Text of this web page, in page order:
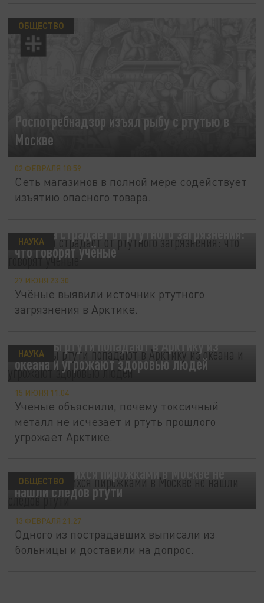
Роспотребнадзор изъял рыбу с ртутью в
Москве
ОБЩЕСТВО
02 ФЕВРАЛЯ 18:59
Сеть магазинов в полной мере содействует
изъятию опасного товара.
Арктика страдает от ртутного загрязнения:
что говорят учёные
НАУКА
27 ИЮНЯ 23:30
Учёные выявили источник ртутного
загрязнения в Арктике.
Выбросы ртути попадают в Арктику из
океана и угрожают здоровью людей
НАУКА
15 ИЮНЯ 11:04
Ученые объяснили, почему токсичный
металл не исчезает и ртуть прошлого
угрожает Арктике.
У отравившихся пирожками в Москве не
нашли следов ртути
ОБЩЕСТВО
13 ФЕВРАЛЯ 21:27
Одного из пострадавших выписали из
больницы и доставили на допрос.